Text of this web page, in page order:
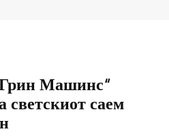
Машинс“
саем